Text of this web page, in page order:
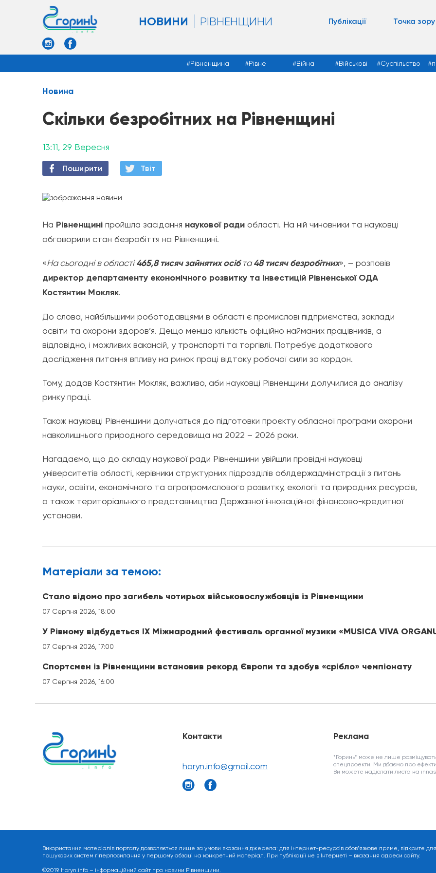
НОВИНИ РІВНЕНЩИНИ Публікації Точка зору
Рівненщина Рівне Війна Військові Суспільство
Новина
Скільки безробітних на Рівненщині
13:11, 29 Вересня
Поширити Твiт
На Рівненщині пройшла засідання наукової ради області. На ній чиновники та науковці
обговорили стан безробіття на Рівненщині.
«На сьогодні в області465,8 тисяч зайнятих осібта48 тисяч безробітних», – розповів
директор департаменту економічного розвитку та інвестицій Рівненської ОДА
Костянтин Мокляк.
До слова, найбільшими роботодавцями в області є промислові підприємства, заклади
освіти та охорони здоров’я. Дещо менша кількість офіційно найманих працівників, а
відповідно, і можливих вакансій, у транспорті та торгівлі. Потребує додаткового
дослідження питання впливу на ринок праці відтоку робочої сили за кордон.
Тому, додав Костянтин Мокляк, важливо, аби науковці Рівненщини долучилися до аналізу
ринку праці.
Також науковці Рівненщини долучаться до підготовки проєкту обласної програми охорони
навколишнього природного середовища на 2022 – 2026 роки.
Нагадаємо, що до складу наукової ради Рівненщини увійшли провідні науковці
університетів області, керівники структурних підрозділів облдержадміністрації з питань
науки, освіти, економічного та агропромислового розвитку, екології та природних ресурсів,
а також територіального представництва Державної інноваційної фінансово-кредитної
установи.
Матерiали за темою:
Стало відомо про загибель чотирьох військовослужбовців із Рівненщини
07 Серпня 2026, 18:00
У Рівному відбудеться IX Міжнародний фестиваль органної музики «MUSICA VIVA
07 Серпня 2026, 17:00
Спортсмен із Рівненщини встановив рекорд Європи та здобув «срібло» чемпіонату
07 Серпня 2026, 16:00
Контакти
horyn.info@gmail.com
Реклама
*Горинь* може не лише
спецпроекти. Ми дбаємо про
Ви можете надіслати листа на
Використання матеріалів порталу дозволяється лише за умови вказання джерела: для інтернет-ресурсів обов’язкове пряме, відкрите для
пошукових систем гіперпосилання у першому абзаці на конкретний матеріал. При публікації не в Інтернеті – вказання адреси сайту.
©2019. Horyn.info – інформаційний сайт про новини Рівненщини.